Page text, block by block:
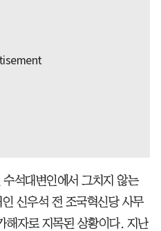
석대변인에서 그치지 않는
신우석 전 조국혁신당 사무
해자로 지목된 상황이다. 지난